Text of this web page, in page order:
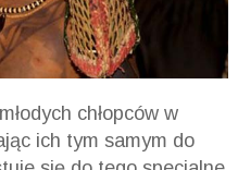
chłopców w
ich tym samym do